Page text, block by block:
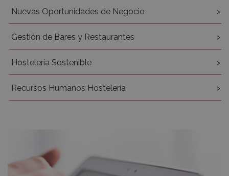
Nuevas Oportunidades de Negocio
Gestión de Bares y Restaurantes
Hostelería Sostenible
Recursos Humanos Hostelería